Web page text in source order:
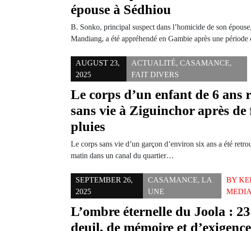
épouse à Sédhiou
B. Sonko, principal suspect dans l’homicide de son
Mandiang, a été appréhendé en Gambie après une
AUGUST 23,
2025
ACTUALITÉ, CASAMANCE,
FAIT DIVERS
Le corps d’un enfant de 6 ans
sans vie à Ziguinchor après de
pluies
Le corps sans vie d’un garçon d’environ six ans a été
matin dans un canal du quartier…
SEPTEMBER 26,
2025
CASAMANCE, LA
UNE
BY
MEDIA
L’ombre éternelle du Joola :
deuil, de mémoire et